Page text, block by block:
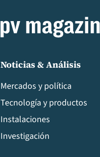
Noticias & Análisis
Mercados y política
Tecnología y productos
Instalaciones
Investigación